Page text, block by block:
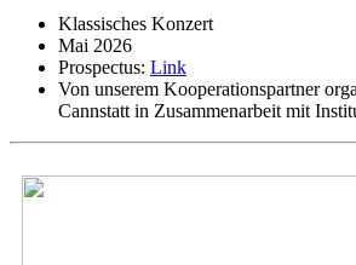
Klassisches Konzert
Mai 2026
Prospectus: Link
Von unserem Kooperationspartner
Cannstatt in Zusammenarbeit mit